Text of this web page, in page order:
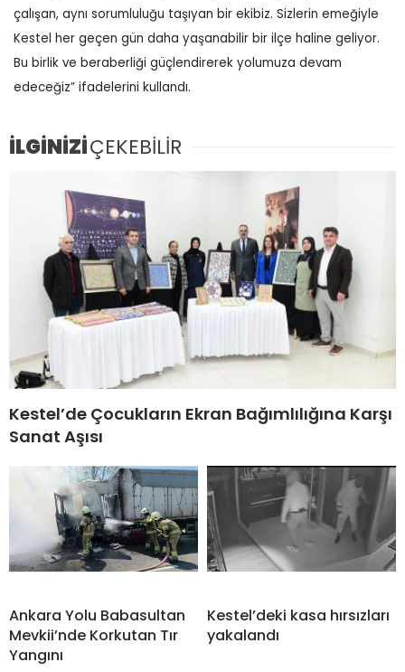
çalışan, aynı sorumluluğu taşıyan bir ekibiz. Sizlerin emeğiyle
Kestel her geçen gün daha yaşanabilir bir ilçe haline geliyor.
Bu birlik ve beraberliği güçlendirerek yolumuza devam
edeceğiz” ifadelerini kullandı.
İLGİNİZİÇEKEBİLİR
Kestel’de Çocukların Ekran Bağımlılığına Karşı
Sanat Aşısı
Ankara Yolu Babasultan
Mevkii’nde Korkutan Tır
Yangını
Kestel’deki kasa hırsızları
yakalandı